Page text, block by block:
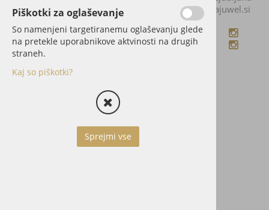
Telefon:01 518 80 80 info@vitajuwel.si
Plačila
Sledite nam
Plačila
Sledite nam
Piškotki za oglaševanje
So namenjeni targetiranemu oglaševanju glede
na pretekle uporabnikove aktvinosti na drugih
straneh.
Kaj so piškotki?
Sprejmi vse